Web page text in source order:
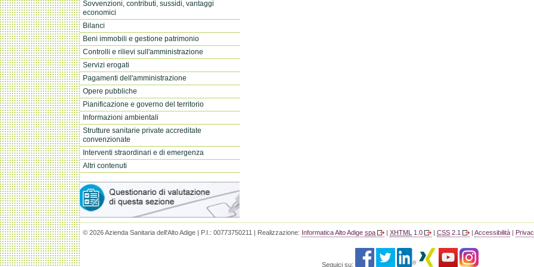
Sovvenzioni, contributi, sussidi, vantaggi
economici
Bilanci
Beni immobili e gestione patrimonio
Controlli e rilievi sull'amministrazione
Servizi erogati
Pagamenti dell'amministrazione
Opere pubbliche
Pianificazione e governo del territorio
Informazioni ambientali
Strutture sanitarie private accreditate
convenzionate
Interventi straordinari e di emergenza
Altri contenuti
© 2026 Azienda Sanitaria dell'Alto Adige | P.I.: 00773750211 | Realizzazione: Informatica Alto Adigespa |XHTML 1.0 |CSS 2.1 |Accessibilità
Seguici su: